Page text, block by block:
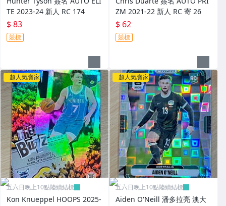
TE 2023-24 新人 RC 174
$ 83
競標
ZM 2021-22 新人 RC 寄 26
$ 62
競標
超人氣賣家
五六日晚上10點陸續結標
Kon Knueppel HOOPS 2025-
超人氣賣家
五六日晚上10點陸續結標
Aiden O'Neill 潘多拉亮 澳大